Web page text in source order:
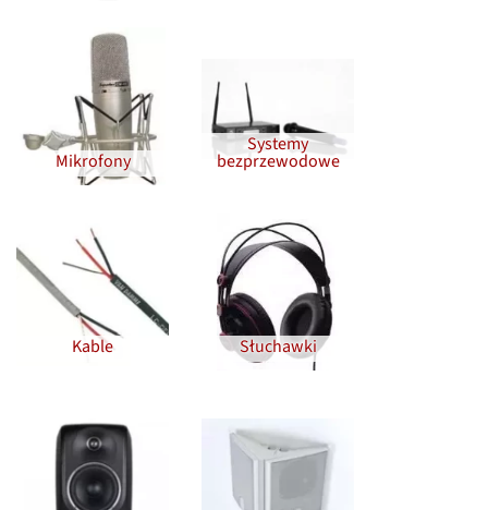
Mikrofony
Systemy
bezprzewodowe
Kable Słuchawki